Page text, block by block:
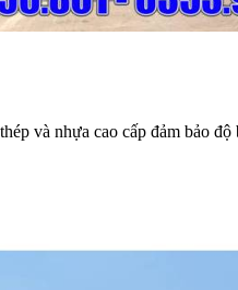
và nhựa cao cấp đảm bảo